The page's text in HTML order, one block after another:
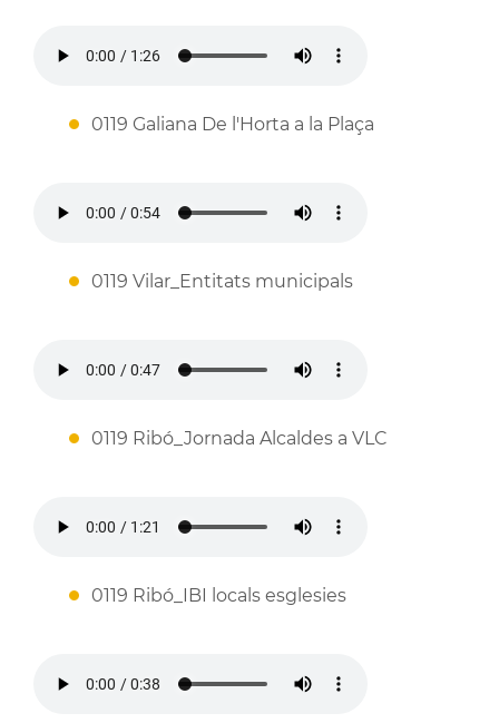
0119 Galiana De l'Horta a la Plaça
0119 Vilar_Entitats municipals
0119 Ribó_Jornada Alcaldes a VLC
0119 Ribó_IBI locals esglesies